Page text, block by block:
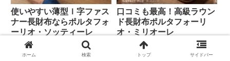
使いやすい薄型ｌ字ファス
ナー長財布ならポルタフォ
ーリオ・ソッティーレ
革製品ブランド『アヤメアンティ
ーコ』の薄型ｌ字ファスナー長財
口コミも最高！高級ラウン
ド長財布ポルタフォーリ
オ・ミリオーレ
革製品ブランド『アヤメアンティ
ーコ』の最上級に位置するラウン
ホーム 検索 トップ サイドバー